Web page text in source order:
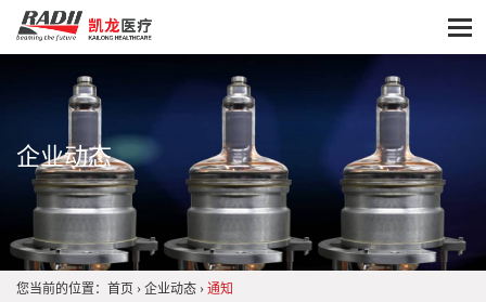
企业动态
您当前的位置： 首页 › 企业动态 › 通知